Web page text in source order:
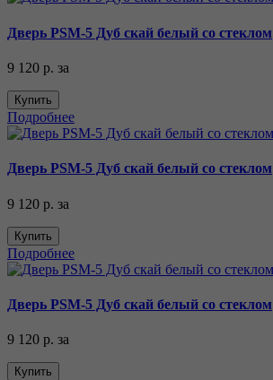
Дверь PSM-5 Дуб скай белый со стеклом
9 120 р. за
Купить
Подробнее
Дверь PSM-5 Дуб скай белый со стеклом
9 120 р. за
Купить
Подробнее
Дверь PSM-5 Дуб скай белый со стеклом
9 120 р. за
Купить